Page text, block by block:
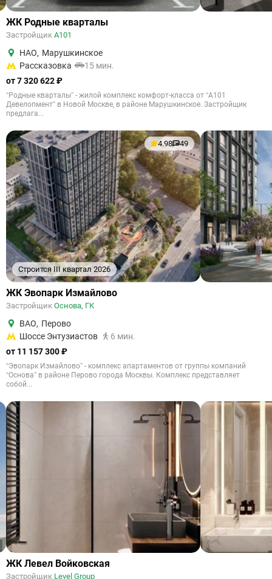
ЖК Родные кварталы
Застройщик А101
НАО, Марушкинское
Рассказовка
15 мин.
от 7 320 622 ₽
“Родные кварталы” - жилой комплекс комфорт-класса от “А101
Девелопмент” в Новой Москве, в районе Марушкинское. Застройщик
предлага...
Строится III квартал 2026
4.98 49
ЖК Эвопарк Измайлово
Застройщик Основа, ГК
ВАО, Перово
Шоссе Энтузиастов
6 мин.
от 11 157 300 ₽
“Эвопарк Измайлово” - комплекс апартаментов от группы компаний
“Основа” в районе Перово города Москвы. Комплекс представляет
собой...
ЖК Левел Войковская
Застройщик Level Group